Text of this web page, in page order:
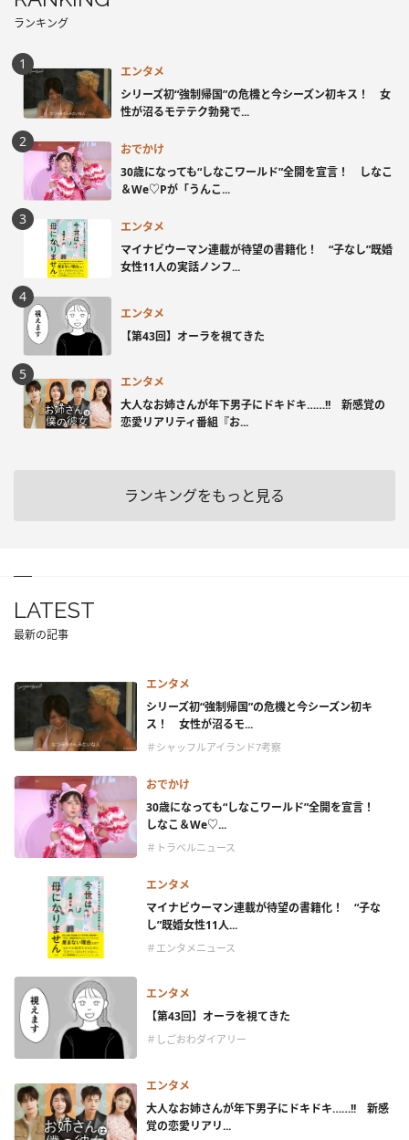
ランキング
エンタメ
シリーズ初“強制帰国”の危機と今シーズン初キス！ 女
性が沼るモテテク勃発で...
おでかけ
30歳になっても“しなこワールド”全開を宣言！ しなこ
＆We♡Pが「うんこ...
エンタメ
マイナビウーマン連載が待望の書籍化！ “子なし”既婚
女性11人の実話ノンフ...
エンタメ
【第43回】オーラを視てきた
エンタメ
大人なお姉さんが年下男子にドキドキ……!! 新感覚の
恋愛リアリティ番組『お...
ランキングをもっと見る
LATEST
最新の記事
エンタメ
シリーズ初“強制帰国”の危機と今シーズン初キ
ス！ 女性が沼るモ...
＃シャッフルアイランド7考察
おでかけ
30歳になっても“しなこワールド”全開を宣言！
しなこ＆We♡...
＃トラベルニュース
エンタメ
マイナビウーマン連載が待望の書籍化！ “子な
し”既婚女性11人...
＃エンタメニュース
エンタメ
【第43回】オーラを視てきた
＃しごおわダイアリー
エンタメ
大人なお姉さんが年下男子にドキドキ……!! 新感
覚の恋愛リアリ...